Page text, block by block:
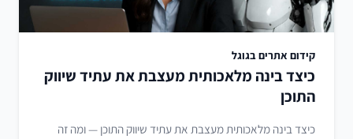
קידום אתרים בגוגל
כיצד בינה מלאכותית מעצבת את עתיד שיווק
התוכן
כיצד בינה מלאכותית מעצבת את עתיד שיווק התוכן — ומה זה